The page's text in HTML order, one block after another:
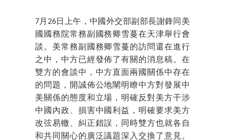
7月26日上午，中國外交部副部長謝鋒同美
國國務院常務副國務卿雪蔓在天津舉行會
談。美常務副國務卿雪蔓的訪問還在進行
之中，中方已經發佈了有關的消息稿。在
雙方的會談中，中方直面兩國關係中存在
的問題，開誠佈公地闡明瞭中方對發展中
美關係的態度和立場，明確反對美方干涉
中國內政、損害中國利益，明確要求美方
改弦易轍、糾正錯誤，同時雙方也就各自
和共同關心的廣泛議題深入交換了意見。